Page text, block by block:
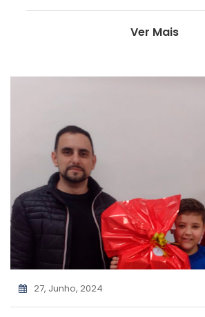
Ver Mais
27, Junho, 2024